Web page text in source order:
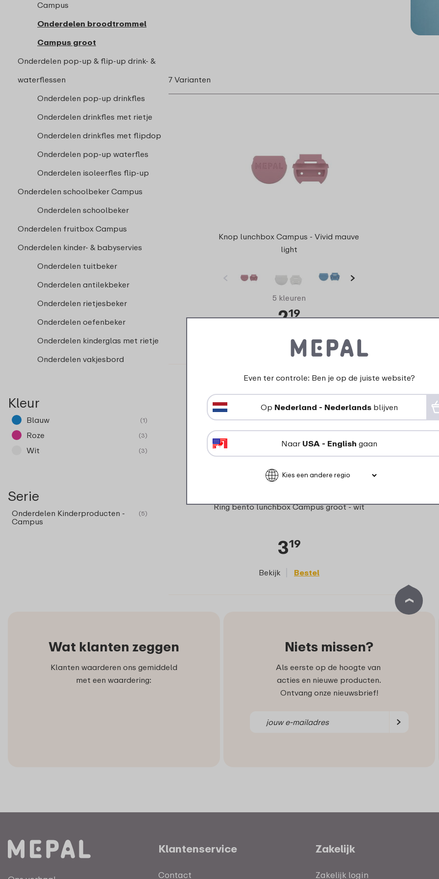
Campus
Onderdelen broodtrommel
Campus groot
Onderdelen pop-up & flip-up drink- &
waterflessen
Onderdelen pop-up drinkfles
Onderdelen drinkfles met rietje
Onderdelen drinkfles met flipdop
Onderdelen pop-up waterfles
Onderdelen isoleerfles flip-up
Onderdelen schoolbeker Campus
Onderdelen schoolbeker
Onderdelen fruitbox Campus
Onderdelen kinder- & babyservies
Onderdelen tuitbeker
Onderdelen antilekbeker
Onderdelen rietjesbeker
Onderdelen oefenbeker
Onderdelen kinderglas met rietje
Onderdelen vakjesbord
Kleur
Blauw (1)
Roze (3)
Wit (3)
Serie
Onderdelen Kinderproducten -
Campus
(5)
7 Varianten
Knop lunchbox Campus - Vivid mauve
light
5 kleuren
219
Bestel
Ring bento lunchbox Campus groot - wit
319
Bekijk Bestel
Wat klanten zeggen
Klanten waarderen ons gemiddeld
met een waardering:
Niets missen?
Als eerste op de hoogte van
acties en nieuwe producten.
Ontvang onze nieuwsbrief!
Klantenservice
Contact
Zakelijk
Zakelijk login
Even ter controle: Ben je op de juiste website?
Op Nederland - Nederlands blijven
Naar USA - English gaan